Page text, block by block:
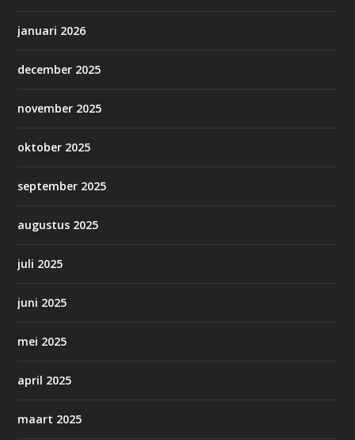
januari 2026
december 2025
november 2025
oktober 2025
september 2025
augustus 2025
juli 2025
juni 2025
mei 2025
april 2025
maart 2025